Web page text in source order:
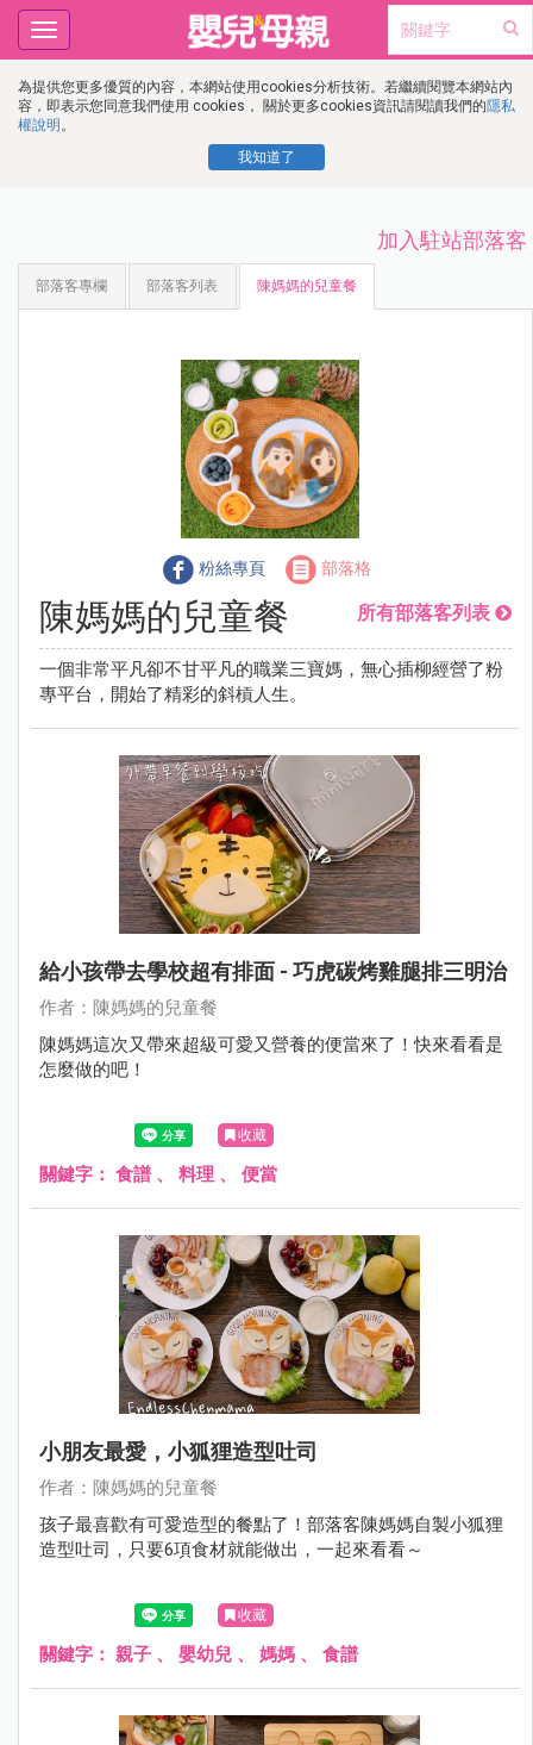
為提供您更多優質的內容，本網站使用cookies分析技術。若繼續閱覽本網站內
容，即表示您同意我們使用 cookies， 關於更多cookies資訊請閱讀我們的隱私
權說明 。
我知道了
Toggle
navigation
加入駐站部落客
部落客專欄 部落客列表 陳媽媽的兒童餐
粉絲專頁 部落格
陳媽媽的兒童餐 所有部落客列表
一個非常平凡卻不甘平凡的職業三寶媽，無心插柳經營了粉
專平台，開始了精彩的斜槓人生。
給小孩帶去學校超有排面 - 巧虎碳烤雞腿排三明治
作者：陳媽媽的兒童餐
陳媽媽這次又帶來超級可愛又營養的便當來了！快來看看是
怎麼做的吧！
收藏
關鍵字： 食譜 、 料理 、 便當
小朋友最愛，小狐狸造型吐司
作者：陳媽媽的兒童餐
孩子最喜歡有可愛造型的餐點了！部落客陳媽媽自製小狐狸
造型吐司，只要6項食材就能做出，一起來看看～
收藏
關鍵字： 親子 、 嬰幼兒 、 媽媽 、 食譜